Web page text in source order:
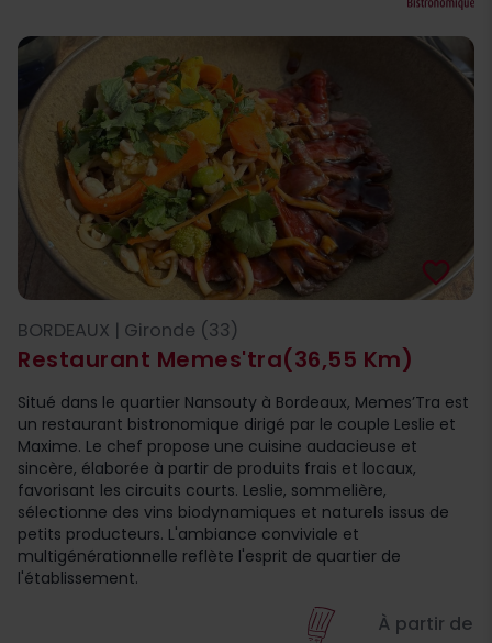
Restaurant Memes'tra(36,55 Km)
favorite_border
BORDEAUX | Gironde (33)
​Situé dans le quartier Nansouty à Bordeaux, Memes’Tra est
un restaurant bistronomique dirigé par le couple Leslie et
Maxime. Le chef propose une cuisine audacieuse et
sincère, élaborée à partir de produits frais et locaux,
favorisant les circuits courts. Leslie, sommelière,
sélectionne des vins biodynamiques et naturels issus de
petits producteurs. L'ambiance conviviale et
multigénérationnelle reflète l'esprit de quartier de
l'établissement.
À partir de